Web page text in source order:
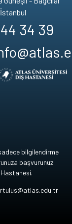
34 39
bilgilendirme
başvurunuz.